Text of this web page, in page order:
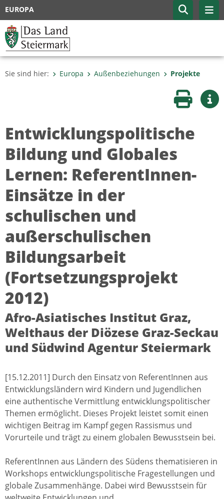
EUROPA
Sie sind hier: Europa Außenbeziehungen Projekte
Seite
Entwicklungspolitische
Bildung und Globales
Lernen: ReferentInnen-
Einsätze in der
schulischen und
außerschulischen
Bildungsarbeit
(Fortsetzungsprojekt
2012)
Afro-Asiatisches Institut Graz,
Welthaus der Diözese Graz-Seckau
und Südwind Agentur Steiermark
[15.12.2011] Durch den Einsatz von ReferentInnen aus
Entwicklungsländern wird Kindern und Jugendlichen
eine authentische Vermittlung entwicklungspolitischer
Themen ermöglicht. Dieses Projekt leistet somit einen
wichtigen Beitrag im Kampf gegen Rassismus und
Vorurteile und trägt zu einem globalen Bewusstsein bei.
ReferentInnen aus Ländern des Südens thematisieren in
Workshops entwicklungspolitische Fragestellungen und
globale Zusammenhänge. Dabei wird Bewusstsein für